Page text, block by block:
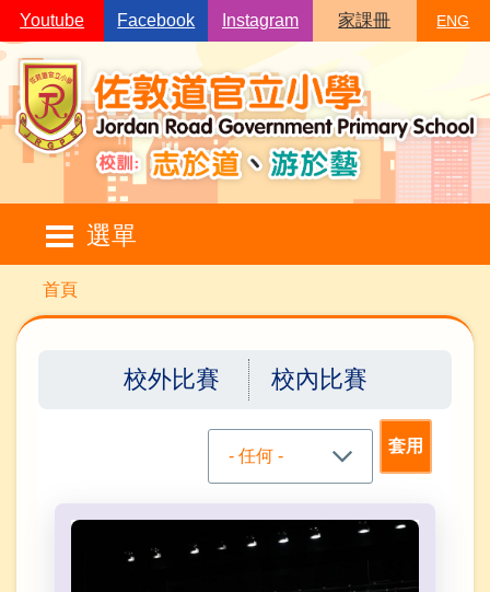
移至主內容
Youtube Facebook Instagram 家課冊 ENG
選單
Main
navigation
導
航
首頁
校外比賽 校內比賽